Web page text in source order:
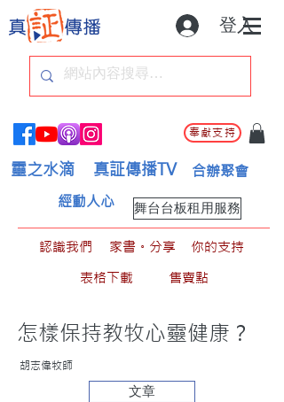
登入
奉獻支持
靈之水滴 真証傳播TV 合辦聚會
舞台台板租用服務
經動人心
認識我們 家書。分享
你的支持
表格下載
售賣點
怎樣保持教牧心靈健康？
胡志偉牧師
文章